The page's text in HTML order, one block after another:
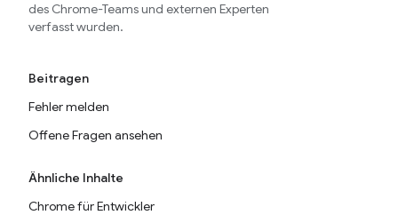
des Chrome-Teams und externen Experten
verfasst wurden.
Beitragen
Fehler melden
Offene Fragen ansehen
Ähnliche Inhalte
Chrome für Entwickler